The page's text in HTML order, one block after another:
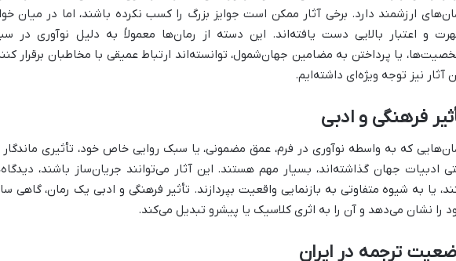
ارزشمند دارد. برخی آثار ممکن است جوایز بزرگ را کسب نکرده باشند، اما در میان
و اعتبار بالایی دست یافته‌اند. این دسته از رمان‌ها معمولاً به دلیل نوآوری در
یا پرداختن به مضامین جهان‌شمول، توانسته‌اند ارتباط عمیقی با مخاطبان برقرار
آثار نیز توجه ویژه‌ای داشته‌ایم.
فرهنگی و ادبی
که به واسطه نوآوری در فرم، عمق مضمونی، یا سبک روایی خاص خود، تأثیری
ادبیات جهان گذاشته‌اند، بسیار مهم هستند. این آثار می‌توانند جریان‌ساز باشند،
یا به شیوه متفاوتی به بازنمایی واقعیت بپردازند. تأثیر فرهنگی و ادبی یک رمان، گاهی
را نشان می‌دهد و آن را به اثری کلاسیک یا پیشرو تبدیل می‌کند.
ترجمه در ایران